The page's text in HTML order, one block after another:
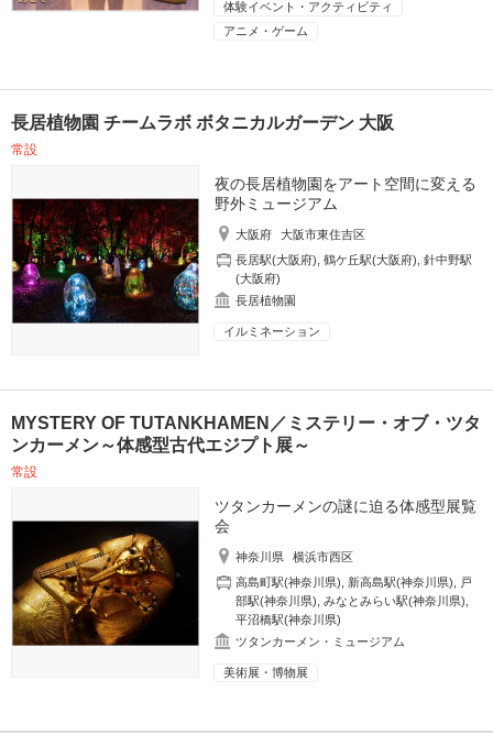
体験イベント・アクティビティ
アニメ・ゲーム
長居植物園 チームラボ ボタニカルガーデン 大阪
常設
夜の長居植物園をアート空間に変える
野外ミュージアム
大阪府
大阪市東住吉区
長居駅(大阪府) ,鶴ケ丘駅(大阪府) ,針中野駅
(大阪府)
長居植物園
イルミネーション
MYSTERY OF TUTANKHAMEN／ミステリー・オブ・ツタ
ンカーメン～体感型古代エジプト展～
常設
ツタンカーメンの謎に迫る体感型展覧
会
神奈川県
横浜市西区
高島町駅(神奈川県)
新高島駅(神奈川県)
戸
部駅(神奈川県) ,みなとみらい駅(神奈川県)
平沼橋駅(神奈川県)
ツタンカーメン・ミュージアム
美術展・博物展